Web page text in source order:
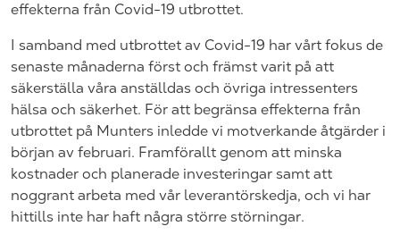
effekterna från Covid-19 utbrottet.
I samband med utbrottet av Covid-19 har vårt fokus de
senaste månaderna först och främst varit på att
säkerställa våra anställdas och övriga intressenters
hälsa och säkerhet. För att begränsa effekterna från
utbrottet på Munters inledde vi motverkande åtgärder i
början av februari. Framförallt genom att minska
kostnader och planerade investeringar samt att
noggrant arbeta med vår leverantörskedja, och vi har
hittills inte har haft några större störningar.